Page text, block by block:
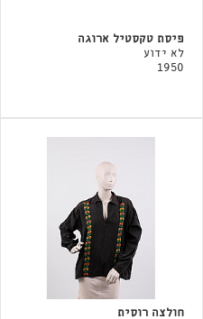
פיסת טקסטיל ארוגה
לא ידוע
1950
חולצה רוסית